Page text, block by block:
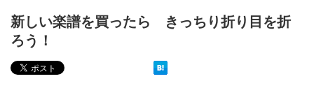
新しい楽譜を買ったら きっちり折り目を折
ろう！